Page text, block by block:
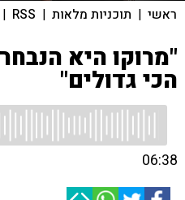
ראשי | תוכניות מלאות |
RSS
|
"מרוקו היא
הכי גדולים"
06:38